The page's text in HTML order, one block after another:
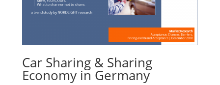
Car Sharing & Sharing
Economy in Germany